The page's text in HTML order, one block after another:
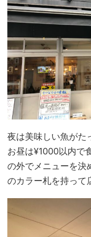
夜は美味しい魚がた
お昼は¥1000以内で
の外でメニューを決
のカラー札を持って